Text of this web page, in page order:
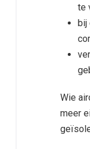
te
bij
Wie
meer